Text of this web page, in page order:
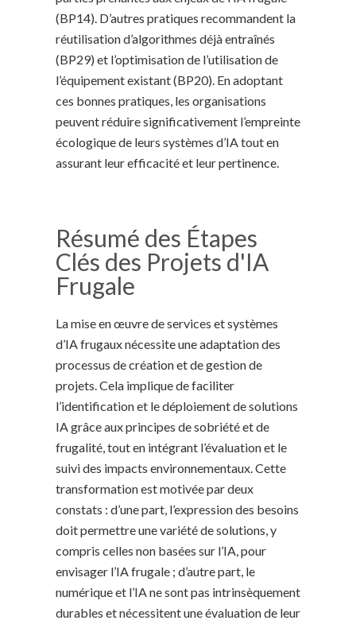
(BP14). D’autres pratiques recommandent la
réutilisation d’algorithmes déjà entraînés
(BP29) et l’optimisation de l’utilisation de
l’équipement existant (BP20). En adoptant
ces bonnes pratiques, les organisations
peuvent réduire significativement l’empreinte
écologique de leurs systèmes d’IA tout en
assurant leur efficacité et leur pertinence.
Résumé des Étapes
Clés des Projets d'IA
Frugale
La mise en œuvre de services et systèmes
d’IA frugaux nécessite une adaptation des
processus de création et de gestion de
projets. Cela implique de faciliter
l’identification et le déploiement de solutions
IA grâce aux principes de sobriété et de
frugalité, tout en intégrant l’évaluation et le
suivi des impacts environnementaux. Cette
transformation est motivée par deux
constats : d’une part, l’expression des besoins
doit permettre une variété de solutions, y
compris celles non basées sur l’IA, pour
envisager l’IA frugale ; d’autre part, le
numérique et l’IA ne sont pas intrinsèquement
durables et nécessitent une évaluation de leur